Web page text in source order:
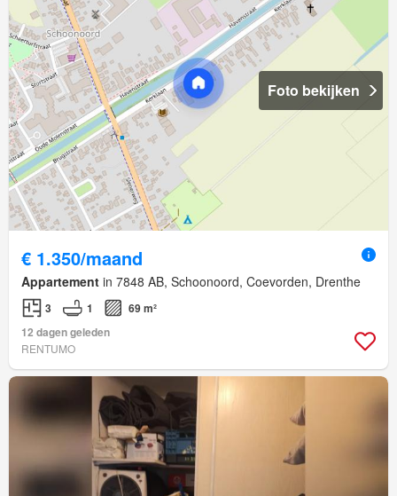
Foto bekijken
€ 1.350/maand
Appartement in 7848 AB, Schoonoord, Coevorden, Drenthe
3 1
69 m²
12 dagen geleden
RENTUMO